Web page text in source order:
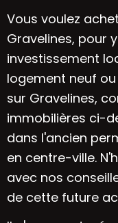
Vous voulez
Gravelines, pour
investissement
logement neuf
sur Gravelines,
immobilières ci-
dans l'ancien
en centre-ville.
avec nos
de cette future